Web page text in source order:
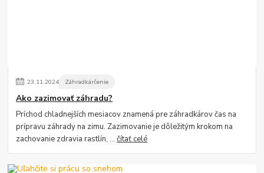
23.11.2024 Záhradkárčenie
Ako zazimovať záhradu?
Príchod chladnejších mesiacov znamená pre záhradkárov čas na
prípravu záhrady na zimu. Zazimovanie je dôležitým krokom na
zachovanie zdravia rastlín, ...čítať celé